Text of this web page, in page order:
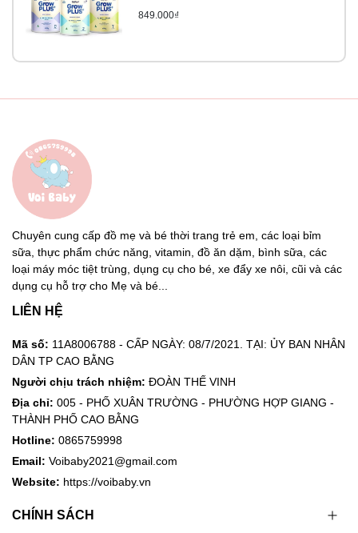
849.000₫
Chuyên cung cấp đồ mẹ và bé thời trang trẻ em, các loại bỉm
sữa, thực phẩm chức năng, vitamin, đồ ăn dặm, bình sữa, các
loại máy móc tiệt trùng, dụng cụ cho bé, xe đẩy xe nôi, cũi và các
dụng cụ hỗ trợ cho Mẹ và bé...
LIÊN HỆ
Mã số: 11A8006788 - CẤP NGÀY: 08/7/2021. TẠI: ỦY BAN NHÂN
DÂN TP CAO BẰNG
Người chịu trách nhiệm: ĐOÀN THẾ VINH
Địa chỉ: 005 - PHỐ XUÂN TRƯỜNG - PHƯỜNG HỢP GIANG -
THÀNH PHỐ CAO BẰNG
Hotline: 0865759998
Email: Voibaby2021@gmail.com
Website: https://voibaby.vn
CHÍNH SÁCH